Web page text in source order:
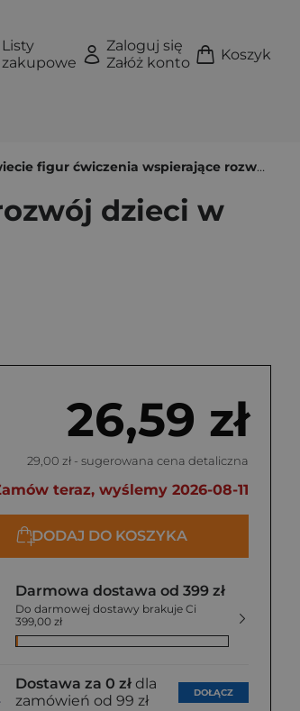
Listy
zakupowe
Zaloguj się
Załóż konto
Koszyk
rozwój dzieci w wieku przedszkolnym i wczesnoszkolnym
dzieci w
26,59 zł
29,00 zł - sugerowana cena detaliczna
teraz, wyślemy 2026-08-11
DODAJ DO KOSZYKA
Darmowa dostawa od 399 zł
Do darmowej dostawy brakuje Ci
399,00 zł
Dostawa za 0 zł dla
zamówień od 99 zł
DOŁĄCZ